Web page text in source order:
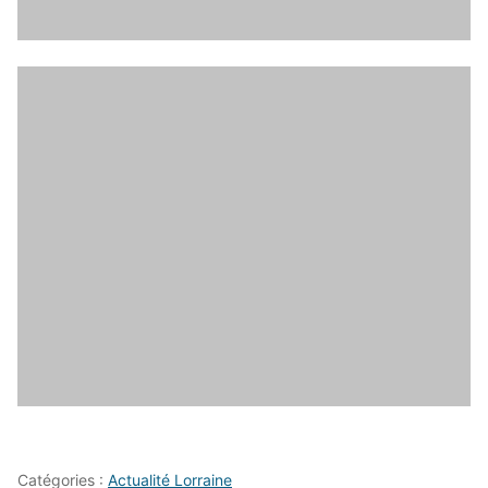
Catégories : Actualité Lorraine